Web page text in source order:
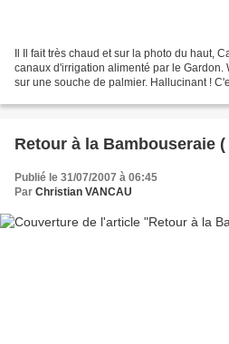
Il Il fait très chaud et sur la photo du haut,
canaux d'irrigation alimenté par le Gardon.
sur une souche de palmier. Hallucinant !
Retour à la Bambouseraie (
Publié le 31/07/2007 à 06:45
Par Christian VANCAU